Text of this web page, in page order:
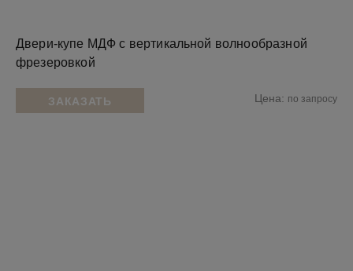
Двери-купе МДФ с вертикальной волнообразной
фрезеровкой
ЗАКАЗАТЬ Цена: по запросу